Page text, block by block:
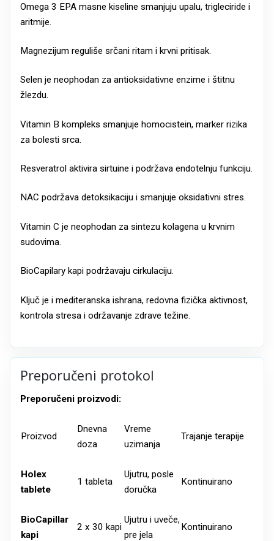
Omega 3 EPA masne kiseline smanjuju upalu, trigleciride i
aritmije.
Magnezijum reguliše srčani ritam i krvni pritisak.
Selen je neophodan za antioksidativne enzime i štitnu
žlezdu.
Vitamin B kompleks smanjuje homocistein, marker rizika
za bolesti srca.
Resveratrol aktivira sirtuine i podržava endotelnju funkciju.
NAC podržava detoksikaciju i smanjuje oksidativni stres.
Vitamin C je neophodan za sintezu kolagena u krvnim
sudovima.
BioCapilary kapi podržavaju cirkulaciju.
Ključ je i mediteranska ishrana, redovna fizička aktivnost,
kontrola stresa i održavanje zdrave težine.
Preporučeni protokol
Preporučeni proizvodi:
Proizvod
Dnevna
doza
Vreme
uzimanja
Trajanje terapije
Holex
tablete
1 tableta
Ujutru, posle
doručka
Kontinuirano
BioCapillar
kapi
2 x 30 kapi
Ujutru i uveče,
pre jela
Kontinuirano